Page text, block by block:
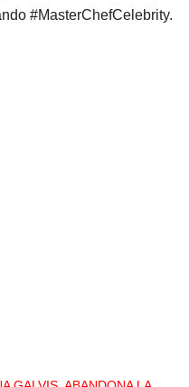
#MasterChefCelebrity.